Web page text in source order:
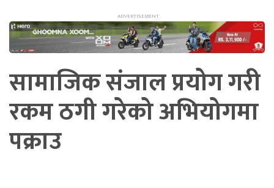
सामाजिक संजाल प्रयोग गरी
रकम ठगी गरेको अभियोगमा
पक्राउ